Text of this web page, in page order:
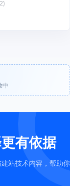
中
有依据
站技术内容，帮助你